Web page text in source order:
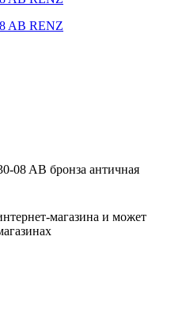
08 AB бронза античная
магазина и может